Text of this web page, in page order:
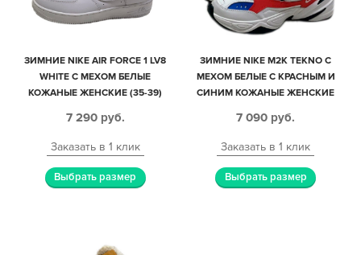
ЗИМНИЕ NIKE AIR FORCE 1 LV8
WHITE С МЕХОМ БЕЛЫЕ
КОЖАНЫЕ ЖЕНСКИЕ (35-39)
7 290 руб.
Заказать в 1 клик
Выбрать размер
ЗИМНИЕ NIKE M2K TEKNO С
МЕХОМ БЕЛЫЕ С КРАСНЫМ И
СИНИМ КОЖАНЫЕ ЖЕНСКИЕ
7 090 руб.
Заказать в 1 клик
Выбрать размер